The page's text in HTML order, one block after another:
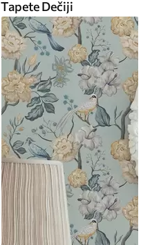
Tapete Dečiji